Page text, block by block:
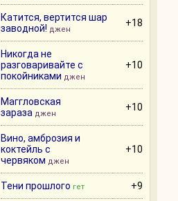
Катится, вертится шар
заводной! джен
+18
Никогда не
разговаривайте с
покойниками джен
+10
Маггловская
зараза джен
+10
Вино, амброзия и
коктейль с
червяком джен
+10
Тени прошлого гет +9